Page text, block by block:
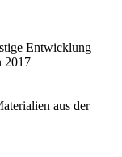
Entwicklung
2017
aus der